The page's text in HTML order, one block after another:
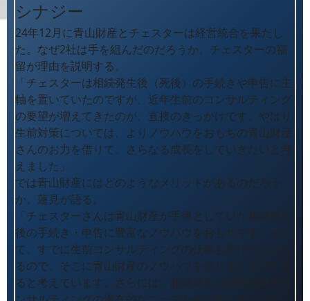
シナジー
24年12月に青山財産とチェスターは経営統合を果たし
た。なぜ2社は手を組んだのだろうか。チェスターの福
留が理由を説明する。
「チェスターは相続発生後（死後）の手続きや申告に主
軸を置いていたのですが、近年生前のコンサルティング
の要望が増えてきたのが、直接のきっかけです。やはり
生前対策については、よりノウハウをおもちの青山財産
さんのお力を借りて、さらなる成長をしていきたいと考
えました」
では青山財産にはどのようなメリットがあるのだろう
か。蓮見が語る。
「チェスターさんは青山財産が手薄としていた相続発生
後の手続き・申告に豊富なノウハウをおもちです。そし
て、すでに生前コンサルティングの仕事も受けておられ
るので、そこに青山財産のノウハウを投じることができ
ると考えています。さらには、相続発生の前後の財産コ